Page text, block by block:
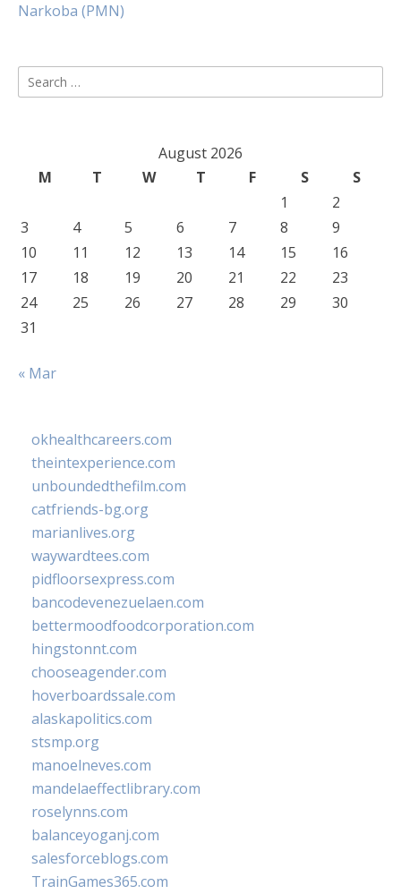
Narkoba (PMN)
Search
for:
August 2026
M
T W T F S
S
1
2
3
4 5 6 7 8
9
10
11 12 13 14 15
16
17
18 19 20 21 22
23
24
25 26 27 28 29
30
31
« Mar
okhealthcareers.com
theintexperience.com
unboundedthefilm.com
catfriends-bg.org
marianlives.org
waywardtees.com
pidfloorsexpress.com
bancodevenezuelaen.com
bettermoodfoodcorporation.com
hingstonnt.com
chooseagender.com
hoverboardssale.com
alaskapolitics.com
stsmp.org
manoelneves.com
mandelaeffectlibrary.com
roselynns.com
balanceyoganj.com
salesforceblogs.com
TrainGames365.com